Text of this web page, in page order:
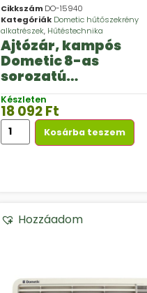
Cikkszám DO-15940
Kategóriák Dometic hűtőszekrény
alkatrészek, Hűtéstechnika
Ajtózár, kampós
Dometic 8-as
sorozatú
hűtőszekrényekhez
Készleten
18 092Ft
Kosárba teszem
Hozzáadom